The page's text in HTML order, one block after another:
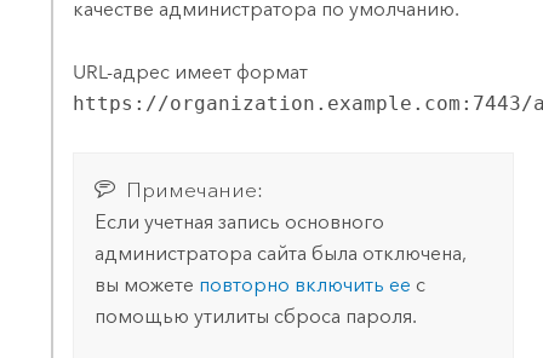
качестве администратора по умолчанию.
URL-адрес имеет формат
https://
Примечание:
Если учетная запись основного
администратора сайта была отключена,
вы можете повторно включить ее с
помощью утилиты сброса пароля.